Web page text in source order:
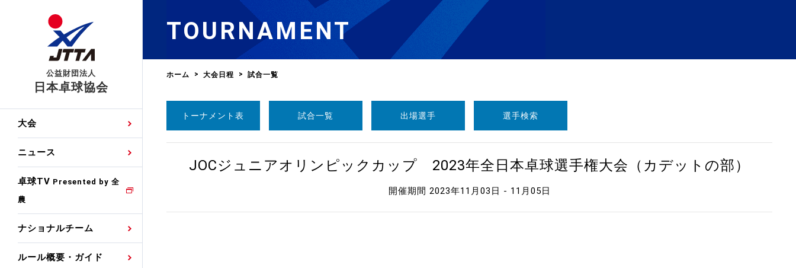
公益財団法人
日本卓球協会
大会
公式大会優勝記録
ニュース
大会・試合
TV・メディア情報
卓球TV Presented by 全
農
ナショナルチーム
男子ナショナルチーム選
女子ナショナルチーム選
ルール概要・ガイド
卓球の基本的なルール
卓球用語集
協会会員登録
審判
卓球協会のミッション
沿革・組織図
国際交流届申込みフォーム
競技ウエアチーム名申請
TOURNAMENT
ホーム 大会日程 試合一覧
トーナメント表 試合一覧 出場選手 選手検索
JOCジュニアオリンピックカップ 2023年全日本卓球選手権大会（カデットの部）
開催期間 2023年11月03日 - 11月05日